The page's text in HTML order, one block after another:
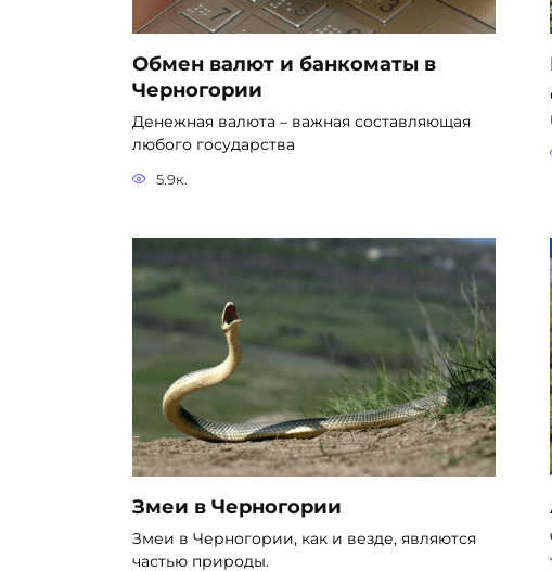
Обмен валют и банкоматы в
Черногории
Денежная валюта – важная составляющая
любого государства
5.9к.
Змеи в Черногории
Змеи в Черногории, как и везде, являются
частью природы.